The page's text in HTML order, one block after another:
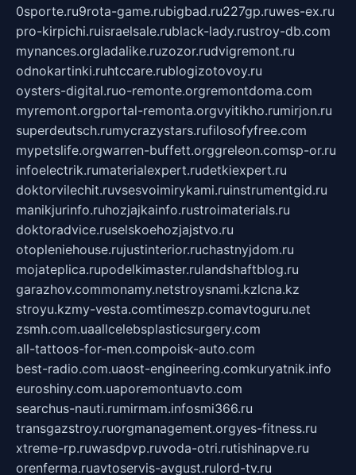
0sporte.ru9rota-game.rubigbad.ru227gp.ruwes-ex.ru
pro-kirpichi.ruisraelsale.rublack-lady.rustroy-db.com
mynances.orgladalike.ruzozor.rudvigremont.ru
odnokartinki.ruhtccare.rublogizotovoy.ru
oysters-digital.ruo-remonte.orgremontdoma.com
myremont.orgportal-remonta.orgvyitikho.rumirjon.ru
superdeutsch.rumycrazystars.rufilosofyfree.com
mypetslife.orgwarren-buffett.orggreleon.comsp-or.ru
infoelectrik.rumaterialexpert.rudetkiexpert.ru
doktorvilechit.ruvsesvoimirykami.ruinstrumentgid.ru
manikjurinfo.ruhozjajkainfo.rustroimaterials.ru
doktoradvice.ruselskoehozjajstvo.ru
otopleniehouse.rujustinterior.ruchastnyjdom.ru
mojateplica.rupodelkimaster.rulandshaftblog.ru
garazhov.commonamy.netstroysnami.kzlcna.kz
stroyu.kzmy-vesta.comtimeszp.comavtoguru.net
zsmh.com.uaallcelebsplasticsurgery.com
all-tattoos-for-men.compoisk-auto.com
best-radio.com.uaost-engineering.comkuryatnik.info
euroshiny.com.uaporemontuavto.com
searchus-nauti.rumirmam.infosmi366.ru
transgazstroy.ruorgmanagement.orgyes-fitness.ru
xtreme-rp.ruwasdpvp.ruvoda-otri.rutishinapve.ru
orenferma.ruavtoservis-avgust.rulord-tv.ru